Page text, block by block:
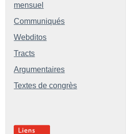
mensuel
Communiqués
Webditos
Tracts
Argumentaires
Textes de congrès